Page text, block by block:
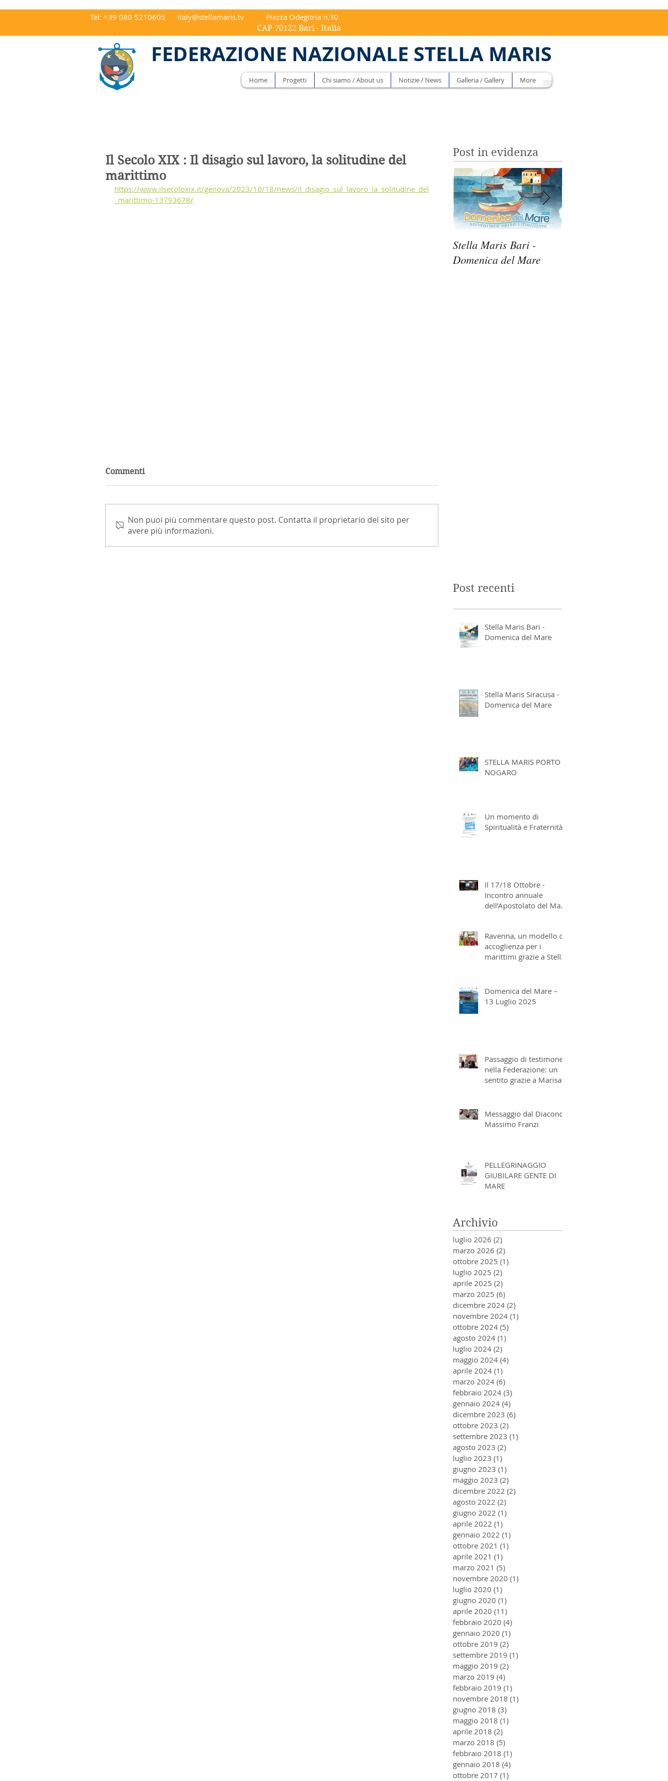
Tel: +39 080 5210605 italy@stellamaris.tv Piazza Odegitria n.30
CAP 70122 Bari - Italia
FEDERAZIONE NAZIONALE STELLA MARIS
Home Progetti Chi siamo / About us Notizie / News Galleria / Gallery More
Il Secolo XIX : Il disagio sul lavoro, la solitudine del
marittimo
https://www.ilsecoloxix.it/genova/2023/10/18/news/il_disagio_sul_lavoro_la_solitudine_del
_marittimo-13793678/
Commenti
Non puoi più commentare questo post. Contatta il proprietario del sito per
avere più informazioni.
Post in evidenza
Stella Maris Bari -
Domenica del Mare
Post recenti
Stella Maris Bari -
Domenica del Mare
Stella Maris Siracusa -
Domenica del Mare
STELLA MARIS PORTO
NOGARO
Un momento di
Spiritualità e Fraternità
Il 17/18 Ottobre -
Incontro annuale
dell’Apostolato del Mare
Ravenna, un modello di
accoglienza per i
marittimi grazie a Stella
Domenica del Mare –
13 Luglio 2025
Passaggio di testimone
nella Federazione: un
sentito grazie a Marisa
Messaggio dal Diacono
Massimo Franzi
PELLEGRINAGGIO
GIUBILARE GENTE DI
MARE
Archivio
luglio 2026 (2)
marzo 2026 (2)
ottobre 2025 (1)
luglio 2025 (2)
aprile 2025 (2)
marzo 2025 (6)
dicembre 2024 (2)
novembre 2024 (1)
ottobre 2024 (5)
agosto 2024 (1)
luglio 2024 (2)
maggio 2024 (4)
aprile 2024 (1)
marzo 2024 (6)
febbraio 2024 (3)
gennaio 2024 (4)
dicembre 2023 (6)
ottobre 2023 (2)
settembre 2023 (1)
agosto 2023 (2)
luglio 2023 (1)
giugno 2023 (1)
maggio 2023 (2)
dicembre 2022 (2)
agosto 2022 (2)
giugno 2022 (1)
aprile 2022 (1)
gennaio 2022 (1)
ottobre 2021 (1)
aprile 2021 (1)
marzo 2021 (5)
novembre 2020 (1)
luglio 2020 (1)
giugno 2020 (1)
aprile 2020 (11)
febbraio 2020 (4)
gennaio 2020 (1)
ottobre 2019 (2)
settembre 2019 (1)
maggio 2019 (2)
marzo 2019 (4)
febbraio 2019 (1)
novembre 2018 (1)
giugno 2018 (3)
maggio 2018 (1)
aprile 2018 (2)
marzo 2018 (5)
febbraio 2018 (1)
gennaio 2018 (4)
ottobre 2017 (1)